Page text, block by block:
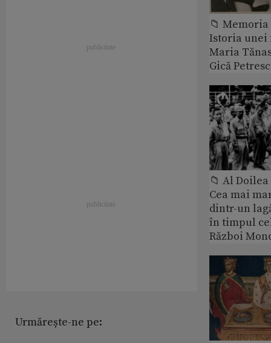
Urmărește-ne pe:
📁
Istoria
Maria
Gică
📁 Al
Cea mai
dintr-un
în timpul
Război